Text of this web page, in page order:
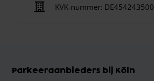
KVK-nummer: DE454243500
Parkeeraanbieders bij Köln